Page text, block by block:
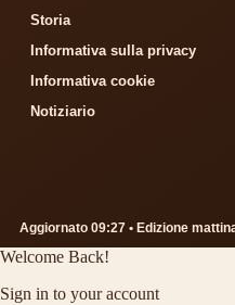
Storia
Informativa sulla privacy
Informativa cookie
Notiziario
Aggiornato 09:27 • Edizione
Welcome Back!
Sign in to your account